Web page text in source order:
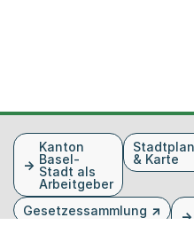
FusszeileKanton
Basel-
Stadt als
Arbeitgeber
Stadtplan
& Karte
Gesetzessammlung